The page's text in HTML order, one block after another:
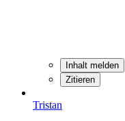
Inhalt melden
Zitieren
Tristan